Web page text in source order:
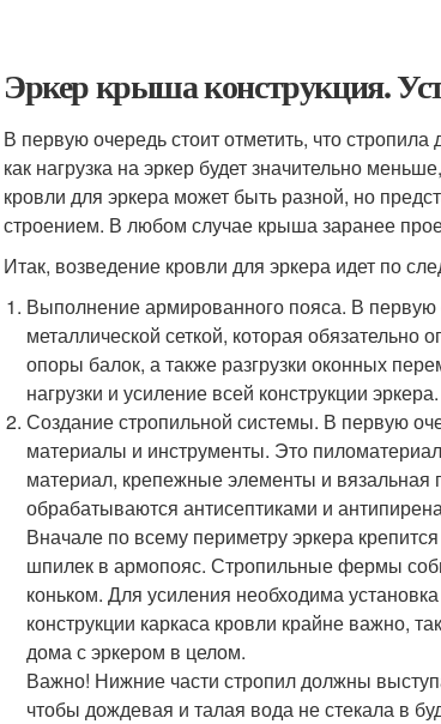
Эркер крыша конструкция.
В первую очередь стоит отметить, что
как нагрузка на эркер будет значительно
кровли для эркера может быть разной, но
строением. В любом случае крыша заранее
Итак, возведение кровли для эркера идет по
Выполнение армированного пояса. В первую
металлической сеткой, которая обязательно
опоры балок, а также разгрузки оконных
нагрузки и усиление всей конструкции эркера.
Создание стропильной системы. В первую
материалы и инструменты. Это
материал, крепежные элементы и вязальная
обрабатываются антисептиками и
Вначале по всему периметру эркера
шпилек в армопояс. Стропильные фермы
коньком. Для усиления необходима
конструкции каркаса кровли крайне важно,
дома с эркером в целом.
Важно! Нижние части стропил должны
чтобы дождевая и талая вода не стекала в